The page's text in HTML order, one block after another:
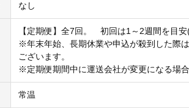
なし
【定期便】全7回。 初回は1～2週間を目
※年末年始、長期休業や申込が殺到した際
ございます。
※定期便期間中に運送会社が変更になる場合
常温